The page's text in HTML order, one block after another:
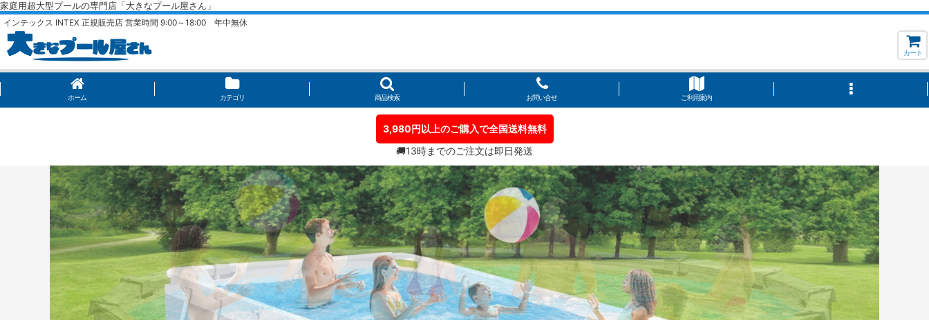
家庭用超大型プールの専門店「大きなプール屋さん」
インテックス INTEX 正規販売店 営業時間 9:00～18:00 年中無休
カート
ホーム カテゴリ 商品検索 お問い合せ ご利用案内
3,980円以上のご購入で全国送料無料
🚚13時までのご注文は即日発送